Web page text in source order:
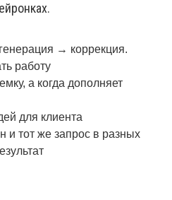
→ коррекция.
работу
а когда дополняет
для клиента
и тот же запрос в разных